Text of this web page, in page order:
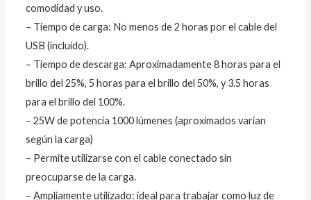
comodidad y uso.
– Tiempo de carga: No menos de 2 horas por el cable del
USB (incluido).
– Tiempo de descarga: Aproximadamente 8 horas para el
brillo del 25%, 5 horas para el brillo del 50%, y 3.5 horas
para el brillo del 100%.
– 25W de potencia 1000 lúmenes (aproximados varían
según la carga)
– Permite utilizarse con el cable conectado sin
preocuparse de la carga.
– Ampliamente utilizado: ideal para trabajar como luz de